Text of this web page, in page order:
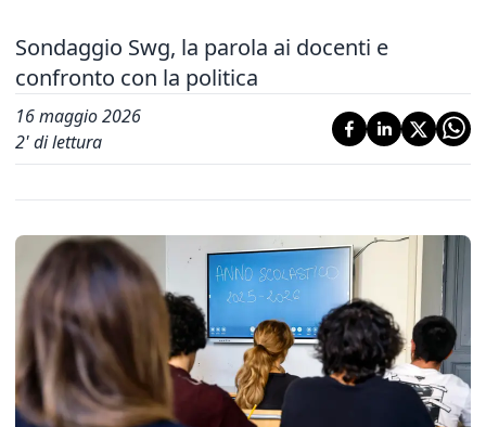
Sondaggio Swg, la parola ai docenti e
confronto con la politica
16 maggio 2026
2' di lettura